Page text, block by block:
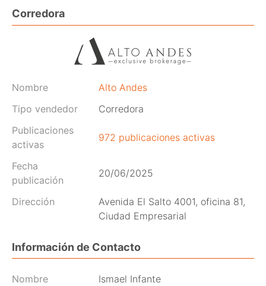
Corredora
Nombre
Alto Andes
Tipo vendedor
Corredora
Publicaciones
activas
972 publicaciones activas
Fecha
publicación
20/06/2025
Dirección
Avenida El Salto 4001, oficina 81,
Ciudad Empresarial
Información de Contacto
Nombre
Ismael Infante